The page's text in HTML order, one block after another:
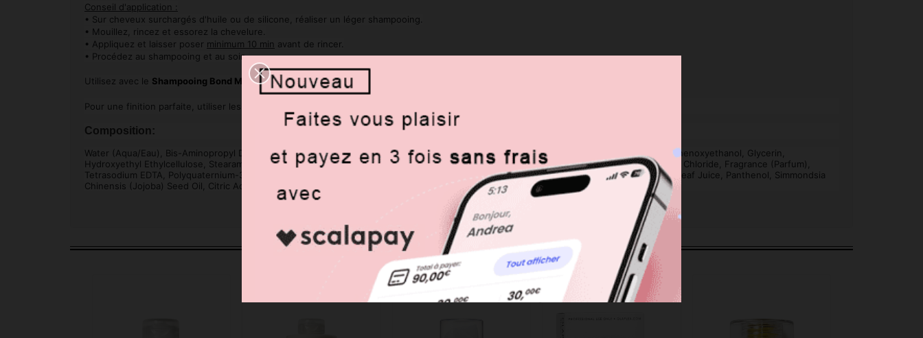
Conseil d'application :
• Sur cheveux surchargés d'huile ou de silicone, réaliser un léger shampooing.
• Mouillez, rincez et essorez la chevelure.
• Appliquez et laisser poser minimum 10 min avant de rincer.
• Procédez au shampooing et au soin.
Utilisez avec le Shampooing Bond Maintenance n°4et leConditionneur Bond Maintenance n°5
Pour une finition parfaite, utiliser les
Composition:
Water (Aqua/Eau), Bis-Aminopropyl Diglycol Dimaleate, Propylene Glycol, Cetearyl Alcohol, Behentrimonium Methosulfate, Cetyl Alcohol, Phenoxyethanol, Glycerin,
Hydroxyethyl Ethylcellulose, Stearamidopropyl Dimethylamine , Quaternium-91, Sodium Benzoate, Cetrimonium Methosulfate, Cetrimonium Chloride, Fragrance (Parfum),
Tetrasodium EDTA, Polyquaternium-37, Benzyl Benzoate, Etidronic Acid, Ascorbic Acid, Phytantriol, Tocopheryl Acetate, Aloe Barbadensis Leaf Juice, Panthenol, Simmondsia
Chinensis (Jojoba) Seed Oil, Citric Acid, Potassium Sorbate
Vous aimerez aussi